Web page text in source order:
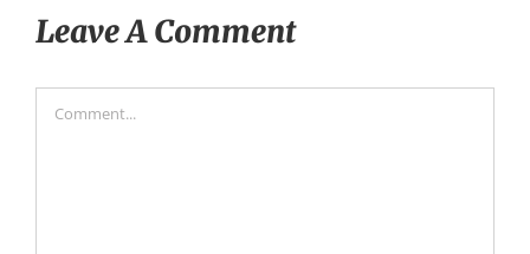
Leave A Comment